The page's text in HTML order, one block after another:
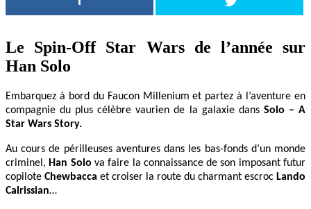
Le Spin-Off Star Wars de l’année sur
Han Solo
Embarquez à bord du Faucon Millenium et partez à l’aventure en
compagnie du plus célèbre vaurien de la galaxie dans Solo – A
Star Wars Story.
Au cours de périlleuses aventures dans les bas-fonds d’un monde
criminel, Han Solo va faire la connaissance de son imposant futur
copilote Chewbacca et croiser la route du charmant escroc Lando
Calrissian…